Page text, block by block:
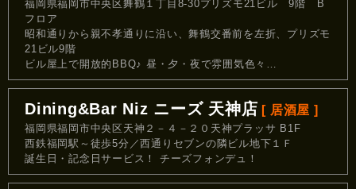
福岡県福岡市中央区舞鶴１丁目8-30プリズモ21ビル 9階 B
フロア
昭和通りから親不孝通りに沿い、舞鶴交番前を左折、プリズモ
21ビル9階
ビル屋上で開放的BBQ♪ 昼・夕・夜で雰囲気色々…
Dining&Bar Niz ニーズ 天神店 [ 居酒屋 ]
福岡県福岡市中央区天神２－４－２０天神プラッサ B1F
西鉄福岡駅～徒歩5分／西通りセブンの隣ビル地下１Ｆ
誕生日・記念日サービス！ チーズフォンデュ！